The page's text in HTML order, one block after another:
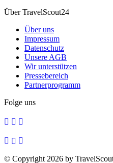
Über TravelScout24
Über uns
Impressum
Datenschutz
Unsere AGB
Wir unterstützen
Pressebereich
Partnerprogramm
Folge uns
© Copyright 2026 by